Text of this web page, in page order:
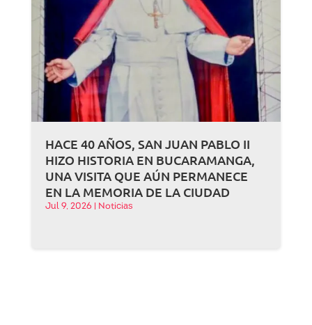
HACE 40 AÑOS, SAN JUAN PABLO II
HIZO HISTORIA EN BUCARAMANGA,
UNA VISITA QUE AÚN PERMANECE
EN LA MEMORIA DE LA CIUDAD
Jul 9, 2026 Noticias